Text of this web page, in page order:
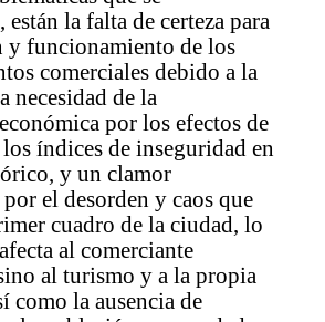
la falta de certeza para
y funcionamiento de los
comerciales debido a la
necesidad de la
por los efectos de
índices de inseguridad en
y un clamor
el desorden y caos que
cuadro de la ciudad, lo
al comerciante
al turismo y a la propia
como la ausencia de